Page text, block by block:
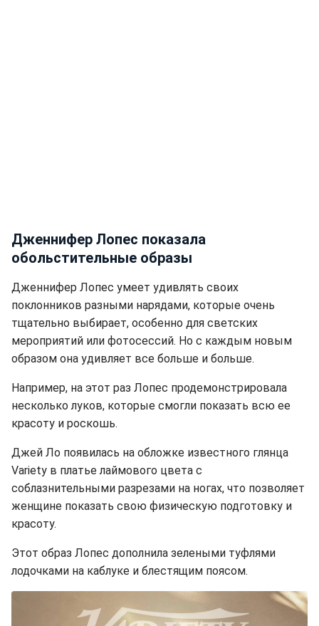
Дженнифер Лопес показала
обольстительные образы
Дженнифер Лопес умеет удивлять своих
поклонников разными нарядами, которые очень
тщательно выбирает, особенно для светских
мероприятий или фотосессий. Но с каждым новым
образом она удивляет все больше и больше.
Например, на этот раз Лопес продемонстрировала
несколько луков, которые смогли показать всю ее
красоту и роскошь.
Джей Ло появилась на обложке известного глянца
Variety в платье лаймового цвета с
соблазнительными разрезами на ногах, что позволяет
женщине показать свою физическую подготовку и
красоту.
Этот образ Лопес дополнила зелеными туфлями
лодочками на каблуке и блестящим поясом.